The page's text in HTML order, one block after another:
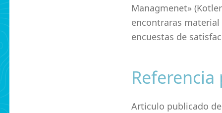
Managmenet»
encontraras
encuestas de
Articulo publicado